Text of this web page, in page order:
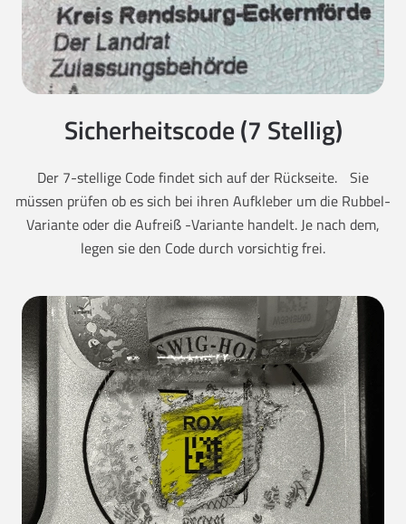
Sicherheitscode (7 Stellig)
Der 7-stellige Code findet sich auf der Rückseite. Sie
müssen prüfen ob es sich bei ihren Aufkleber um die Rubbel-
Variante oder die Aufreiß -Variante handelt. Je nach dem,
legen sie den Code durch vorsichtig frei.